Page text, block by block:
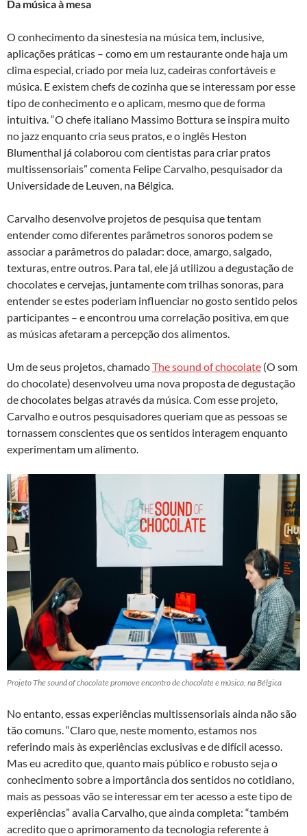
Da música à mesa
O conhecimento da sinestesia na música tem, inclusive,
aplicações práticas – como em um restaurante onde haja um
clima especial, criado por meia luz, cadeiras confortáveis e
música. E existem chefs de cozinha que se interessam por esse
tipo de conhecimento e o aplicam, mesmo que de forma
intuitiva. “O chefe italiano Massimo Bottura se inspira muito
no jazz enquanto cria seus pratos, e o inglês Heston
Blumenthal já colaborou com cientistas para criar pratos
multissensoriais” comenta Felipe Carvalho, pesquisador da
Universidade de Leuven, na Bélgica.
Carvalho desenvolve projetos de pesquisa que tentam
entender como diferentes parâmetros sonoros podem se
associar a parâmetros do paladar: doce, amargo, salgado,
texturas, entre outros. Para tal, ele já utilizou a degustação de
chocolates e cervejas, juntamente com trilhas sonoras, para
entender se estes poderiam influenciar no gosto sentido pelos
participantes – e encontrou uma correlação positiva, em que
as músicas afetaram a percepção dos alimentos.
Um de seus projetos, chamadoThe sound of chocolate (O som
do chocolate) desenvolveu uma nova proposta de degustação
de chocolates belgas através da música. Com esse projeto,
Carvalho e outros pesquisadores queriam que as pessoas se
tornassem conscientes que os sentidos interagem enquanto
experimentam um alimento.
Projeto The sound of chocolate promove encontro de chocolate e música, na Bélgica
No entanto, essas experiências multissensoriais ainda não são
tão comuns. “Claro que, neste momento, estamos nos
referindo mais às experiências exclusivas e de difícil acesso.
Mas eu acredito que, quanto mais público e robusto seja o
conhecimento sobre a importância dos sentidos no cotidiano,
mais as pessoas vão se interessar em ter acesso a este tipo de
experiências” avalia Carvalho, que ainda completa: “também
acredito que o aprimoramento da tecnologia referente à